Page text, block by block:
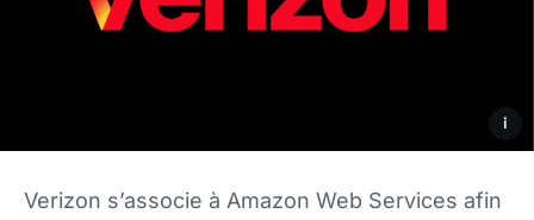
i
Verizon s’associe à Amazon Web Services afin